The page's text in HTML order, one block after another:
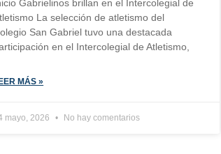
Gabrielinos brillan en el Intercolegial de
La selección de atletismo del
San Gabriel tuvo una destacada
en el Intercolegial de Atletismo,
MÁS »
mayo, 2026 No hay comentarios